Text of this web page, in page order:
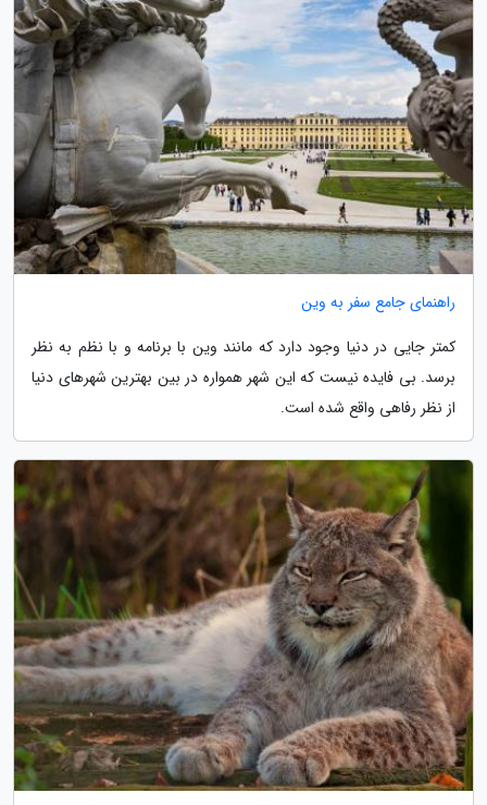
راهنمای جامع سفر به وین
کمتر جایی در دنیا وجود دارد که مانند وین با برنامه و با نظم به نظر
برسد. بی فایده نیست که این شهر همواره در بین بهترین شهرهای دنیا
از نظر رفاهی واقع شده است.